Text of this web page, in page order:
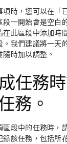
項時，您可以在「
段一開始會是空白
在此區段中添加時
。我們建議將一天
時加以調整。
任務
務。
區段中的任務時，
該任務，包括所